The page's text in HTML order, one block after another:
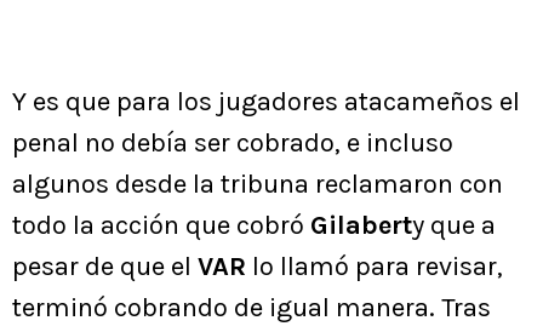
Y es que para los jugadores atacameños el
penal no debía ser cobrado, e incluso
algunos desde la tribuna reclamaron con
todo la acción que cobró Gilaberty que a
pesar de que el VAR lo llamó para revisar,
terminó cobrando de igual manera. Tras